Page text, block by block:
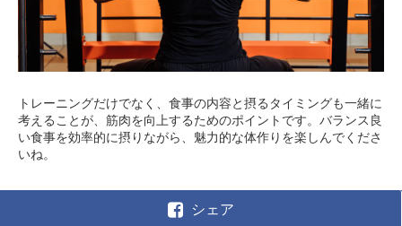
トレーニングだけでなく、食事の内容と摂るタイミングも一緒に
考えることが、筋肉を向上するためのポイントです。バランス良
い食事を効率的に摂りながら、魅力的な体作りを楽しんでくださ
いね。
シェア